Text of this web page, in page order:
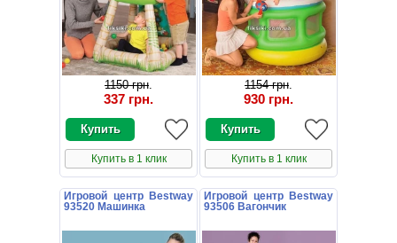
1150 грн.
337 грн.
Купить в 1 клик
1154 грн.
930 грн.
Купить в 1 клик
Игровой центр Bestway
93520 Машинка
Игровой центр Bestway
93506 Вагончик